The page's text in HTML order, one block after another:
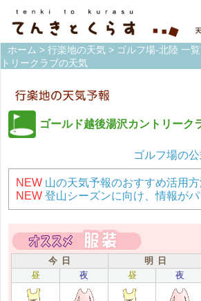
ホーム > 行楽地の天気 > ゴルフ場-北陸 一覧
トリークラブの天気
ゴールド越後湯沢カントリーク
ゴルフ場の
NEW 山の天気予報のおすすめ活用方
NEW 登山シーズンに向け、情報がパ
今 日
明 日
昼
夜 昼 夜